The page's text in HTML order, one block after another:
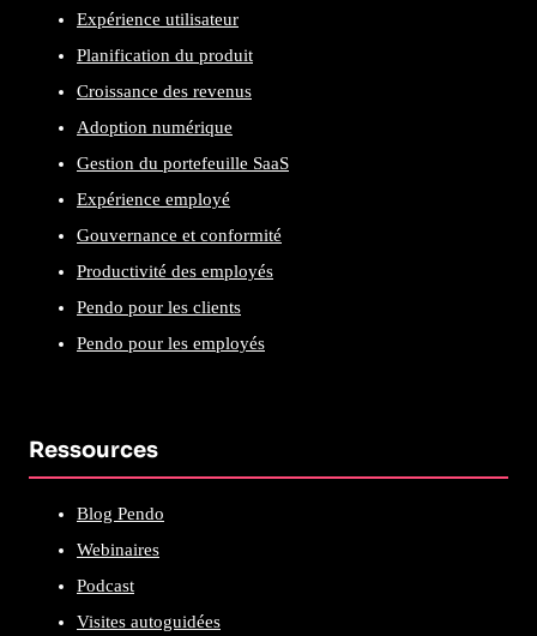
Expérience utilisateur
Planification du produit
Croissance des revenus
Adoption numérique
Gestion du portefeuille SaaS
Expérience employé
Gouvernance et conformité
Productivité des employés
Pendo pour les clients
Pendo pour les employés
Ressources
Blog Pendo
Webinaires
Podcast
Visites autoguidées